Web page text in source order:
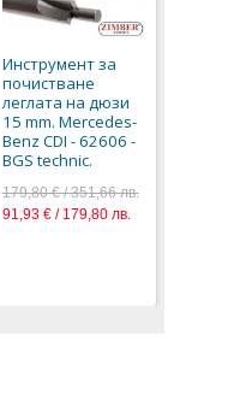
Инструмент за
почистване
леглата на дюзи
15 mm. Mercedes-
Benz CDI - 62606 -
BGS technic.
179,80 € / 351,66 лв.
91,93 € / 179,80 лв.